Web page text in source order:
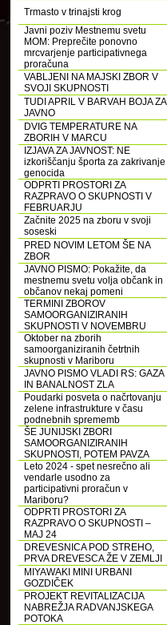
Trmasto v trinajsti krog
Javni poziv Mestnemu svetu
MOM: Preprečite ponovno
mrcvarjenje participativnega
proračuna
VABLJENI NA MAJSKI ZBOR V
SVOJI SKUPNOSTI
TUDI APRIL V BARVAH BOJA ZA
JAVNO
DVIG TEMPERATURE NA
ZBORIH V MARCU
IZJAVA ZA JAVNOST: NE
izkoriščanju športa za zakrivanje
genocida
ODPRTI PROSTORI ZA
RAZPRAVO O SKUPNOSTI V
FEBRUARJU
Začnite 2025 na zboru v svoji
soseski
PRED NOVIM LETOM ŠE NA
ZBOR
JAVNO PISMO: Pokažite, da
mestnemu svetu volja občank in
občanov nekaj pomeni
TERMINI ZBOROV
SAMOORGANIZIRANIH
SKUPNOSTI V NOVEMBRU
Oktober na zborih
samoorganiziranih četrtnih
skupnosti v Mariboru
JAVNO PISMO VLADI RS: GAZA
IN BANALNOST ZLA
Poudarki posveta o načrtovanju
zelene infrastrukture v času
podnebnih sprememb
ŠE JUNIJSKI ZBORI
SAMOORGANIZIRANIH
SKUPNOSTI, POTEM PAVZA
Leto 2024 - spet nesrečno ali
vendarle usodno za
participativni proračun v
Mariboru?
ODPRTI PROSTORI ZA
RAZPRAVO O SKUPNOSTI –
MAJ 24
DREVESNICA POD STREHO,
PRVA DREVESCA ŽE V ZEMLJI
MIYAWAKI MINI URBANI
GOZDIČEK
PROJEKT REVITALIZACIJA
NABREŽJA RADVANJSKEGA
POTOKA